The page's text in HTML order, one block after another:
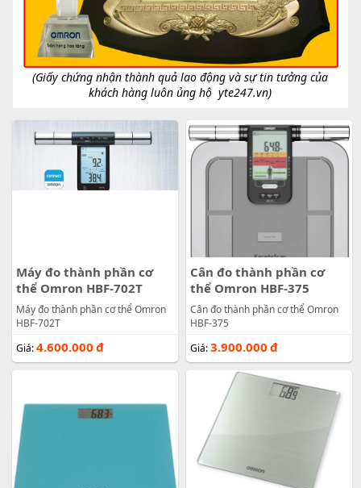
(Giấy chứng nhận thành quả lao động và sự tin tưởng của
khách hàng luôn ủng hộyte247.vn)
Máy đo thành phần cơ
thể Omron HBF-702T
Máy đo thành phần cơ thể Omron
HBF-702T
Giá:4.600.000 đ
Cân đo thành phần cơ
thể Omron HBF-375
Cân đo thành phần cơ thể Omron
HBF-375
Giá:3.900.000 đ